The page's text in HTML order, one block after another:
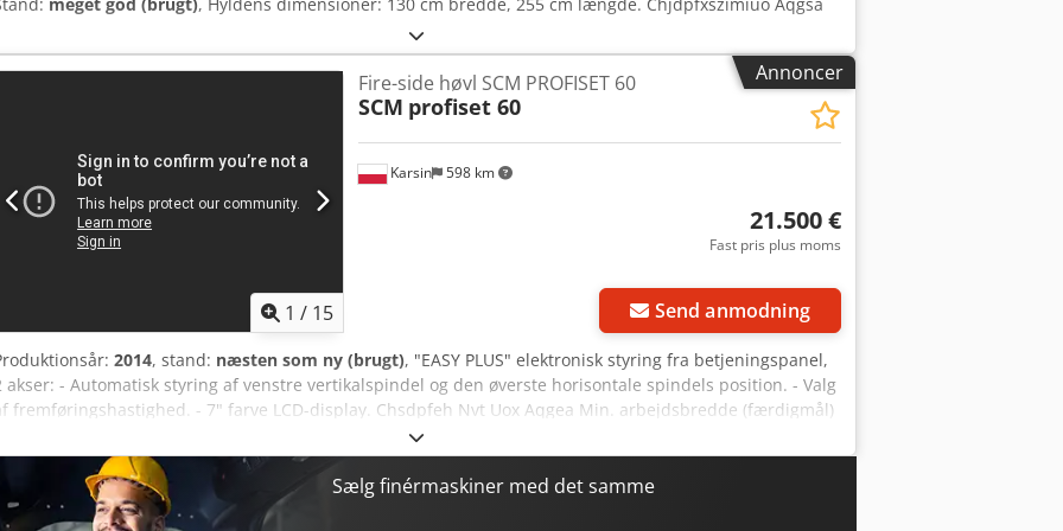
Annoncer
1 / 15
Karsin 598 km
Fire-side høvl SCM PROFISET 60
SCM profiset 60
21.500 €
Fast pris plus moms
Send anmodning
2014, stand: næsten som ny (brugt), "EASY PLUS" elektronisk styring fra betjeningspanel,
akser: - Automatisk styring af venstre vertikalspindel og den øverste horisontale spindels position. - Valg
fremføringshastighed. - 7" farve LCD-display. Chsdpfeh Nvt Uox Aqgea Min. arbejdsbredde (færdigmål)
25 mm Maks. arbejdsbredde (færdigmål) 230 mm Min. arbejdshøjde (færdigmål) 6 mm Maks.
(færdigmål) 120 mm Min. længde af enkelt emne 450 mm Variabel fremføringshastighed
styret via frekvensomformer 5 - 25 m/min Pneumatisk tryk på fremføringsvalser Øverste fremføringsvalse
foran afretteren Fremføringsmotor effekt 3 kW Afrettermotor effekt 5,5 kW Effekt vertikalspindelmotor
Sælg finérmaskiner med det samme